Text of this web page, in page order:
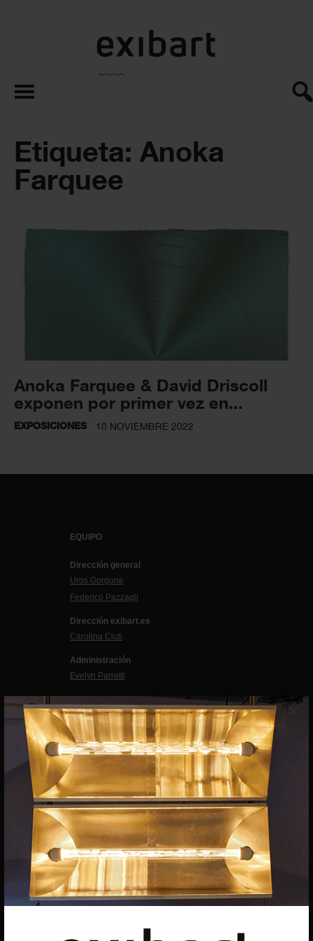
×
exibart.es
Etiqueta: Anoka
Farquee
Anoka Farquee & David Driscoll
exponen por primer vez en...
EXPOSICIONES 18 NOVIEMBRE 2022
EQUIPO
Dirección general
Uros Gorgone
Federico Pazzagli
Dirección exibart.es
Carolina Ciuti
Administración
Evelyn Parretti
Marketing
Francesca Grismondi
Programación y diseño web
Giovanni Costante
Marcello Moi
EXIBART SPAIN, S.L.U.
AVINGUDA ROMA, 12
CIF: B06956841